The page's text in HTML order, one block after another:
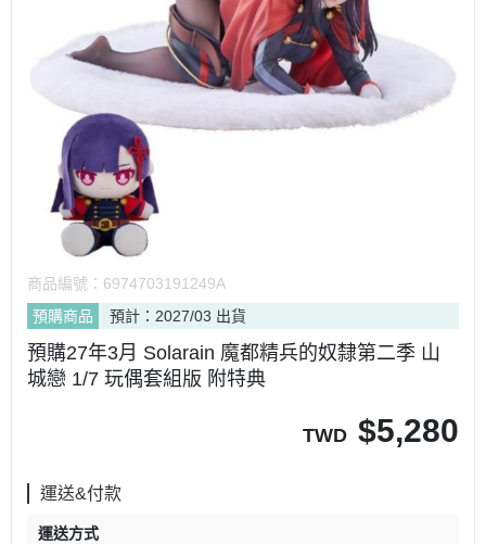
商品編號： 6974703191249A
預購商品
預計：2027/03 出貨
預購27年3月 Solarain 魔都精兵的奴隸第二季 山
城戀 1/7 玩偶套組版 附特典
TWD $5,280
運送&付款
運送方式